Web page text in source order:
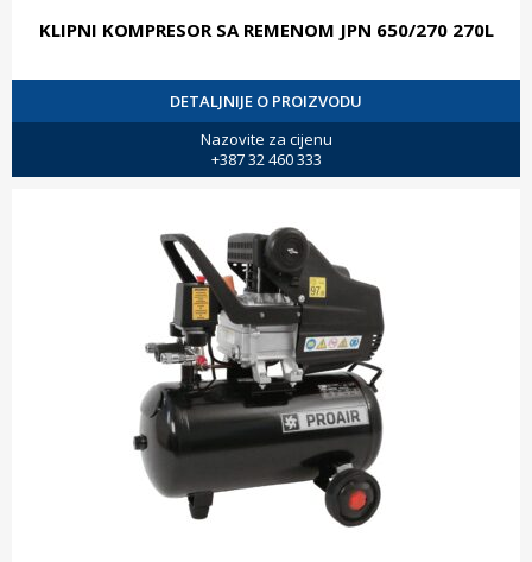
KLIPNI KOMPRESOR SA REMENOM JPN 650/270 270L
DETALJNIJE O PROIZVODU
Nazovite za cijenu
+387 32 460 333